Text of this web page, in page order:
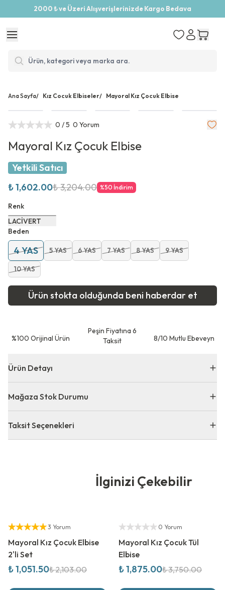
2000 ₺ ve Üzeri Alışverişlerinizde Kargo Bedava
Ana Sayfa/ Kız Cocuk Elbiseler/ Mayoral Kız Çocuk Elbise
0 / 5 0 Yorum
Mayoral Kız Çocuk Elbise
Yetkili Satıcı
₺ 1,602.00₺ 3,204.00 %50 İndirim
Renk
LACİVERT
Beden
4 YAS 5 YAS 6 YAS 7 YAS 8 YAS 9 YAS
10 YAS
Ürün stokta olduğunda beni haberdar et
⁠%100 Orijinal Ürün
Peşin Fiyatına 6
Taksit
8/10 Mutlu Ebeveyn
Ürün Detayı
Mağaza Stok Durumu
Taksit Seçenekleri
İlginizi Çekebilir
Yetkili Satıcı
3 Yorum
Mayoral Kız Çocuk Elbise
2'li Set
₺ 1,051.50₺ 2,103.00
Yetkili Satıcı
0 Yorum
Mayoral Kız Çocuk Tül
Elbise
₺ 1,875.00₺ 3,750.00